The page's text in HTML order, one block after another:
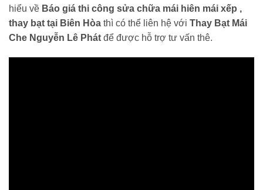
hiểu về Báo giá thi công sửa chữa mái hiên mái xếp ,
thay bạt tại Biên Hòa thì có thể liên hệ với Thay Bạt Mái
Che Nguyễn Lê Phát để được hỗ trợ tư vấn thê.